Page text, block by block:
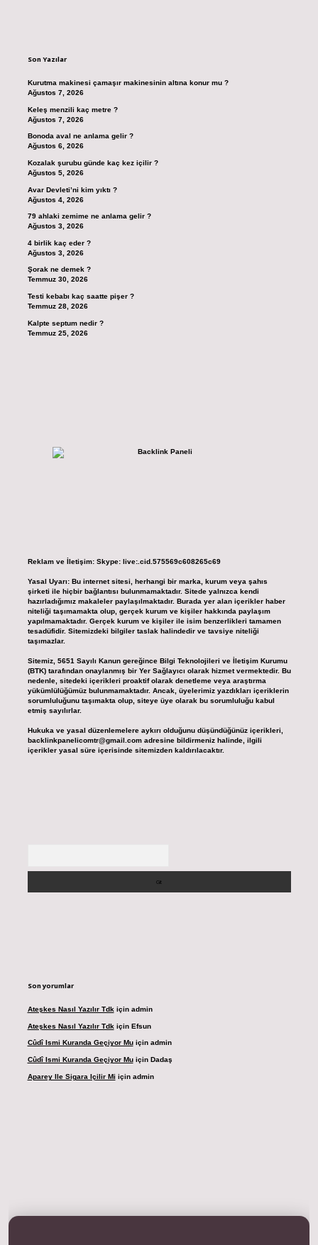
Son Yazılar
Kurutma makinesi çamaşır makinesinin altına konur mu ?
Ağustos 7, 2026
Keleş menzili kaç metre ?
Ağustos 7, 2026
Bonoda aval ne anlama gelir ?
Ağustos 6, 2026
Kozalak şurubu günde kaç kez içilir ?
Ağustos 5, 2026
Avar Devleti’ni kim yıktı ?
Ağustos 4, 2026
79 ahlaki zemime ne anlama gelir ?
Ağustos 3, 2026
4 birlik kaç eder ?
Ağustos 3, 2026
Şorak ne demek ?
Temmuz 30, 2026
Testi kebabı kaç saatte pişer ?
Temmuz 28, 2026
Kalpte septum nedir ?
Temmuz 25, 2026
Reklam ve İletişim: Skype: live:.cid.575569c608265c69
Yasal Uyarı: Bu internet sitesi, herhangi bir marka, kurum veya şahıs
şirketi ile hiçbir bağlantısı bulunmamaktadır. Sitede yalnızca kendi
hazırladığımız makaleler paylaşılmaktadır. Burada yer alan içerikler haber
niteliği taşımamakta olup, gerçek kurum ve kişiler hakkında paylaşım
yapılmamaktadır. Gerçek kurum ve kişiler ile isim benzerlikleri tamamen
tesadüfidir. Sitemizdeki bilgiler taslak halindedir ve tavsiye niteliği
taşımazlar.
Sitemiz, 5651 Sayılı Kanun gereğince Bilgi Teknolojileri ve İletişim Kurumu
(BTK) tarafından onaylanmış bir Yer Sağlayıcı olarak hizmet vermektedir. Bu
nedenle, sitedeki içerikleri proaktif olarak denetleme veya araştırma
yükümlülüğümüz bulunmamaktadır. Ancak, üyelerimiz yazdıkları içeriklerin
sorumluluğunu taşımakta olup, siteye üye olarak bu sorumluluğu kabul
etmiş sayılırlar.
Hukuka ve yasal düzenlemelere aykırı olduğunu düşündüğünüz içerikleri,
backlinkpanelicomtr@gmail.comadresine bildirmeniz halinde, ilgili
içerikler yasal süre içerisinde sitemizden kaldırılacaktır.
Son yorumlar
Ateşkes Nasıl Yazılır Tdk için admin
Ateşkes Nasıl Yazılır Tdk için Efsun
Cûdî Ismi Kuranda Geçiyor Muiçin admin
Cûdî Ismi Kuranda Geçiyor Muiçin Dadaş
Aparey Ile Sigara Içilir Mi için admin